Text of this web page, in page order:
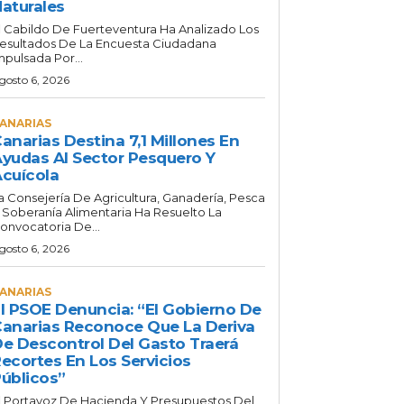
Cabildo De Fuerteventura Ha Analizado Los
De La Encuesta Ciudadana
Por...
6, 2026
Destina 7,1 Millones En
Al Sector Pesquero Y
Consejería De Agricultura, Ganadería, Pesca
Soberanía Alimentaria Ha Resuelto La
De...
6, 2026
PSOE Denuncia: “El Gobierno De
Reconoce Que La Deriva
Descontrol Del Gasto Traerá
En Los Servicios
Portavoz De Hacienda Y Presupuestos Del